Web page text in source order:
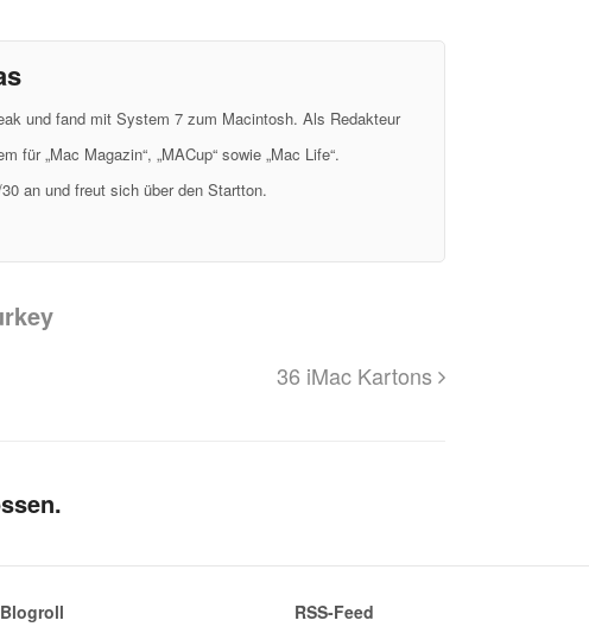
und fand mit System 7 zum Macintosh. Als Redakteur
für „Mac Magazin“, „MACup“ sowie „Mac Life“.
an und freut sich über den Startton.
36 iMac Kartons
Blogroll RSS-Feed